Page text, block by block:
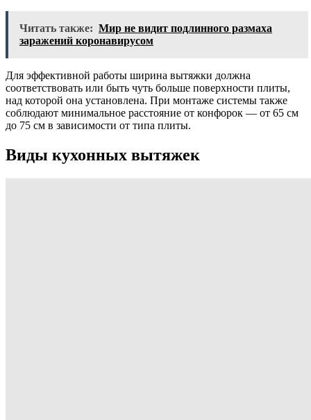
Читать также: Мир не видит подлинного размаха
заражений коронавирусом
Для эффективной работы ширина вытяжки должна
соответствовать или быть чуть больше поверхности плиты,
над которой она установлена. При монтаже системы также
соблюдают минимальное расстояние от конфорок — от 65 см
до 75 см в зависимости от типа плиты.
Виды кухонных вытяжек